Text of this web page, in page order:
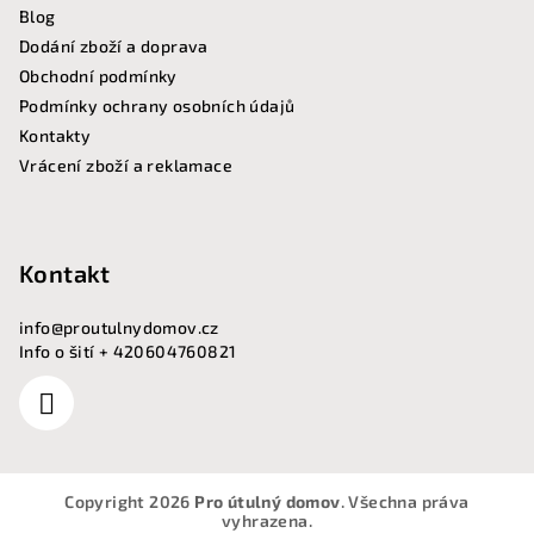
Blog
Dodání zboží a doprava
Obchodní podmínky
Podmínky ochrany osobních údajů
Kontakty
Vrácení zboží a reklamace
Kontakt
info@proutulnydomov.cz
Info o šití + 420604760821
Copyright 2026 Pro útulný domov. Všechna práva
vyhrazena.